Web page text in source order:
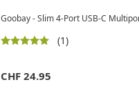
Goobay - Slim 4-Port USB-C
(1)
CHF 24.95